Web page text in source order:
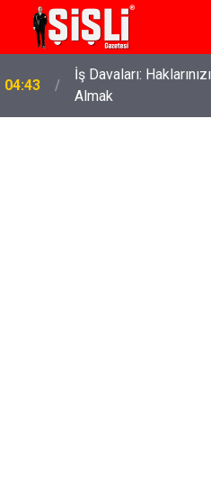
04:43
İş Davaları:
Almak